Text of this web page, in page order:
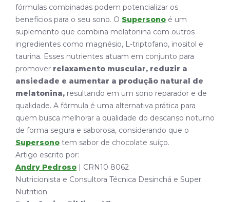
fórmulas combinadas podem potencializar os
benefícios para o seu sono. O Supersono é um
suplemento que combina melatonina com outros
ingredientes como magnésio, L-triptofano, inositol e
taurina. Esses nutrientes atuam em conjunto para
promover relaxamento muscular, reduzir a
ansiedade e aumentar a produção natural de
melatonina, resultando em um sono reparador e de
qualidade. A fórmula é uma alternativa prática para
quem busca melhorar a qualidade do descanso noturno
de forma segura e saborosa, considerando que o
Supersono tem sabor de chocolate suíço.
Artigo escrito por:
Andry Pedroso | CRN10 8062
Nutricionista e Consultora Técnica Desinchá e Super
Nutrition